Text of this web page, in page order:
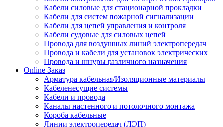
Кабели силовые для стационарной прокладки
Кабели для систем пожарной сигнализации
Кабели для цепей управления и контроля
Кабели судовые для силовых цепей
Провода для воздушных линий электропередач
Провода и кабели для установок электрических
Провода и шнуры различного назначения
Online Заказ
Арматура кабельная/Изоляционные материалы
Кабеленесущие системы
Кабели и провода
Каналы настенного и потолочного монтажа
Короба кабельные
Линии электропередач (ЛЭП)